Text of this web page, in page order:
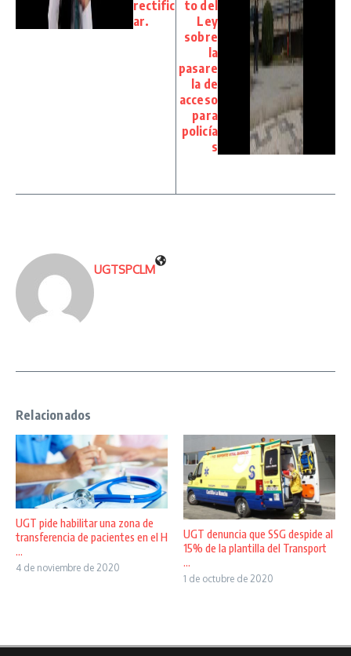
rectific
ar.
to del
Ley
sobre
la
pasare
la de
acceso
para
policía
s
UGTSPCLM
Relacionados
UGT pide habilitar una zona de
transferencia de pacientes en el H
...
4 de noviembre de 2020
UGT denuncia que SSG despide al
15% de la plantilla del Transport
...
1 de octubre de 2020